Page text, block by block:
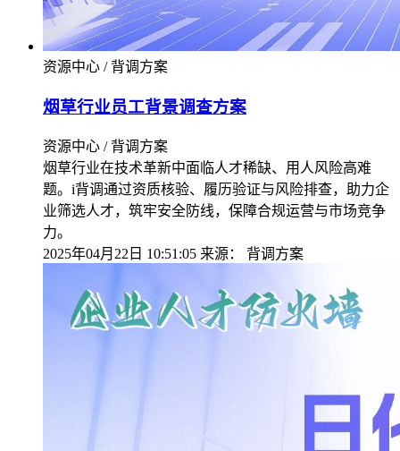
资源中心 / 背调方案
烟草行业员工背景调查方案
资源中心 / 背调方案
烟草行业在技术革新中面临人才稀缺、用人风险高难
题。i背调通过资质核验、履历验证与风险排查，助力企
业筛选人才，筑牢安全防线，保障合规运营与市场竞争
力。
2025年04月22日 10:51:05 来源： 背调方案